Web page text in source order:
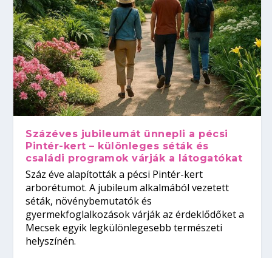
Százéves jubileumát ünnepli a pécsi
Pintér-kert – különleges séták és
családi programok várják a látogatókat
Száz éve alapították a pécsi Pintér-kert
arborétumot. A jubileum alkalmából vezetett
séták, növénybemutatók és
gyermekfoglalkozások várják az érdeklődőket a
Mecsek egyik legkülönlegesebb természeti
helyszínén.